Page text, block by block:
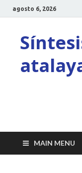
agosto 6, 2026
MAIN MENU